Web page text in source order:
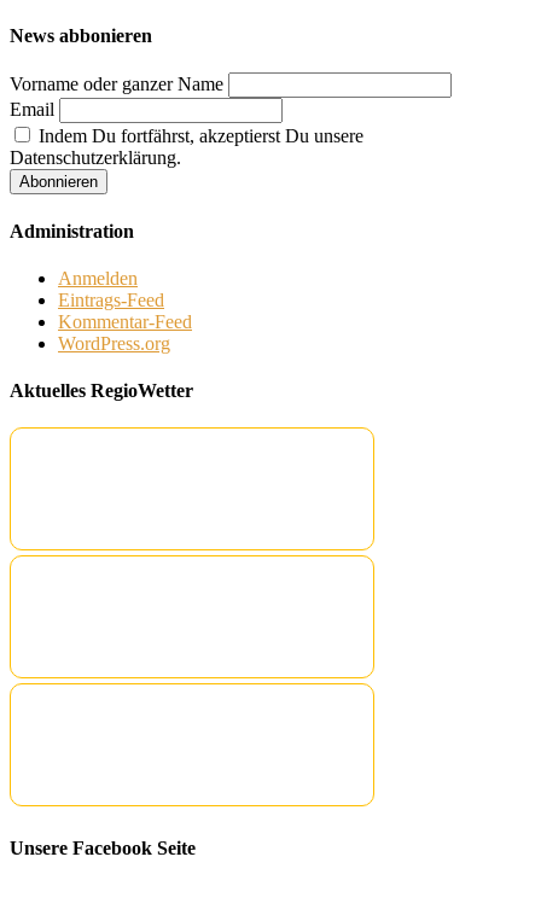
News abbonieren
Vorname oder ganzer Name
Email
Indem Du fortfährst, akzeptierst Du unsere
Datenschutzerklärung.
Administration
Anmelden
Eintrags-Feed
Kommentar-Feed
WordPress.org
Aktuelles RegioWetter
Unsere Facebook Seite